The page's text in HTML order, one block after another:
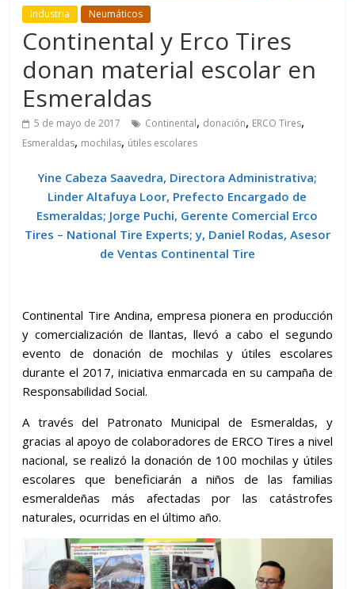
Industria Neumáticos
Continental y Erco Tires
donan material escolar en
Esmeraldas
5 de mayo de 2017 Continental, donación, ERCO Tires,
Esmeraldas, mochilas, útiles escolares
Yine Cabeza Saavedra, Directora Administrativa;
Linder Altafuya Loor, Prefecto Encargado de
Esmeraldas; Jorge Puchi, Gerente Comercial Erco
Tires – National Tire Experts; y, Daniel Rodas, Asesor
de Ventas Continental Tire
Continental Tire Andina, empresa pionera en producción
y comercialización de llantas, llevó a cabo el segundo
evento de donación de mochilas y útiles escolares
durante el 2017, iniciativa enmarcada en su campaña de
Responsabilidad Social.
A través del Patronato Municipal de Esmeraldas, y
gracias al apoyo de colaboradores de ERCO Tires a nivel
nacional, se realizó la donación de 100 mochilas y útiles
escolares que beneficiarán a niños de las familias
esmeraldeñas más afectadas por las catástrofes
naturales, ocurridas en el último año.